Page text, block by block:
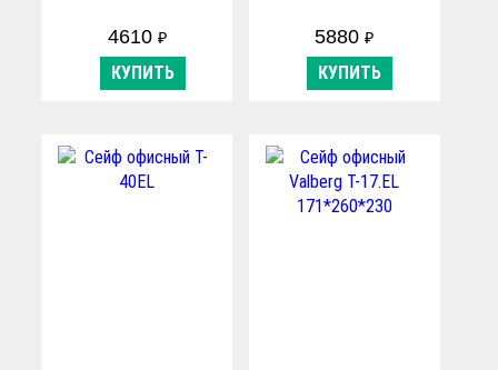
4610 ₽
КУПИТЬ
5880₽
КУПИТЬ